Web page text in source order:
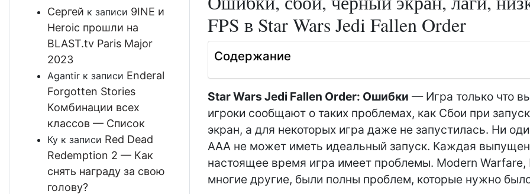
FPS в Star Wars Jedi Fallen Order
Содержание
Star Wars Jedi Fallen Order: Ошибки — Игра только что
игроки сообщают о таких проблемах, как Сбои при
экран, а для некоторых игра даже не запустилась. Ни
AAA не может иметь идеальный запуск. Каждая
настоящее время игра имеет проблемы. Modern Warfare,
многие другие, были полны проблем, которые нужно
Сергей к записи 9INE и
Heroic прошли на
BLAST.tv Paris Major
2023
Agantir к записи Enderal
Forgotten Stories
Комбинации всех
классов — Список
Ку к записи Red Dead
Redemption 2 — Как
снять награду за свою
голову?